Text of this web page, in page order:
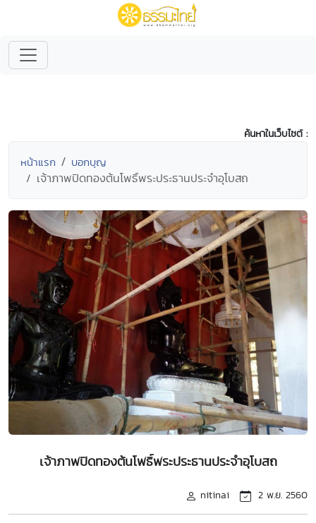
ค้นหาในเว็บไซต์ :
หน้าแรก บอกบุญ
เจ้าภาพปิดทองต้นโพธิ์พระประธานประจำอุโบสถ
เจ้าภาพปิดทองต้นโพธิ์พระประธานประจำอุโบสถ
nitinai 2 พ.ย. 2560